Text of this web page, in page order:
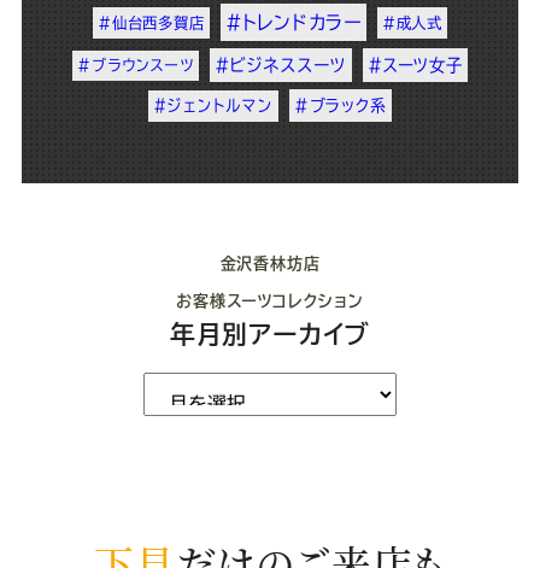
#仙台西多賀店 #トレンドカラー #成人式
#ブラウンスーツ #ビジネススーツ #スーツ女子
#ジェントルマン #ブラック系
金沢香林坊店
お客様スーツコレクション
年月別アーカイブ